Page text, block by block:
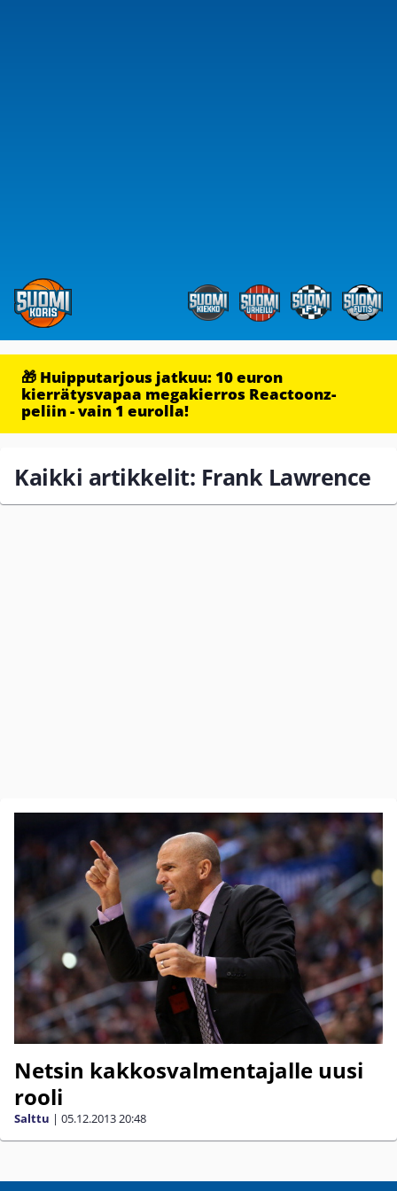
🎁 Huipputarjous jatkuu: 10 euron
kierrätysvapaa megakierros Reactoonz-
peliin - vain 1 eurolla!
Kaikki artikkelit: Frank Lawrence
Netsin kakkosvalmentajalle uusi
rooli
Salttu | 05.12.2013 20:48